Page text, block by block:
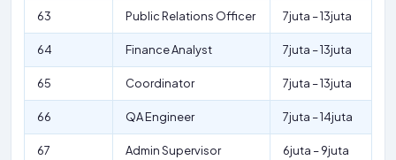
63 Public Relations Officer 7juta – 13juta
64 Finance Analyst 7juta – 13juta
65 Coordinator 7juta – 13juta
66 QA Engineer 7juta – 14juta
67 Admin Supervisor 6juta – 9juta